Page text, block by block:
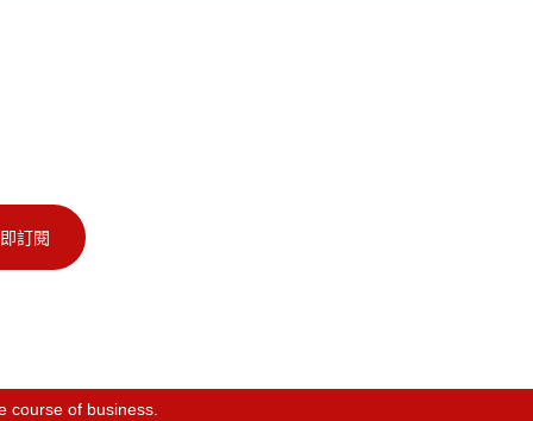
訂閱
course of business.